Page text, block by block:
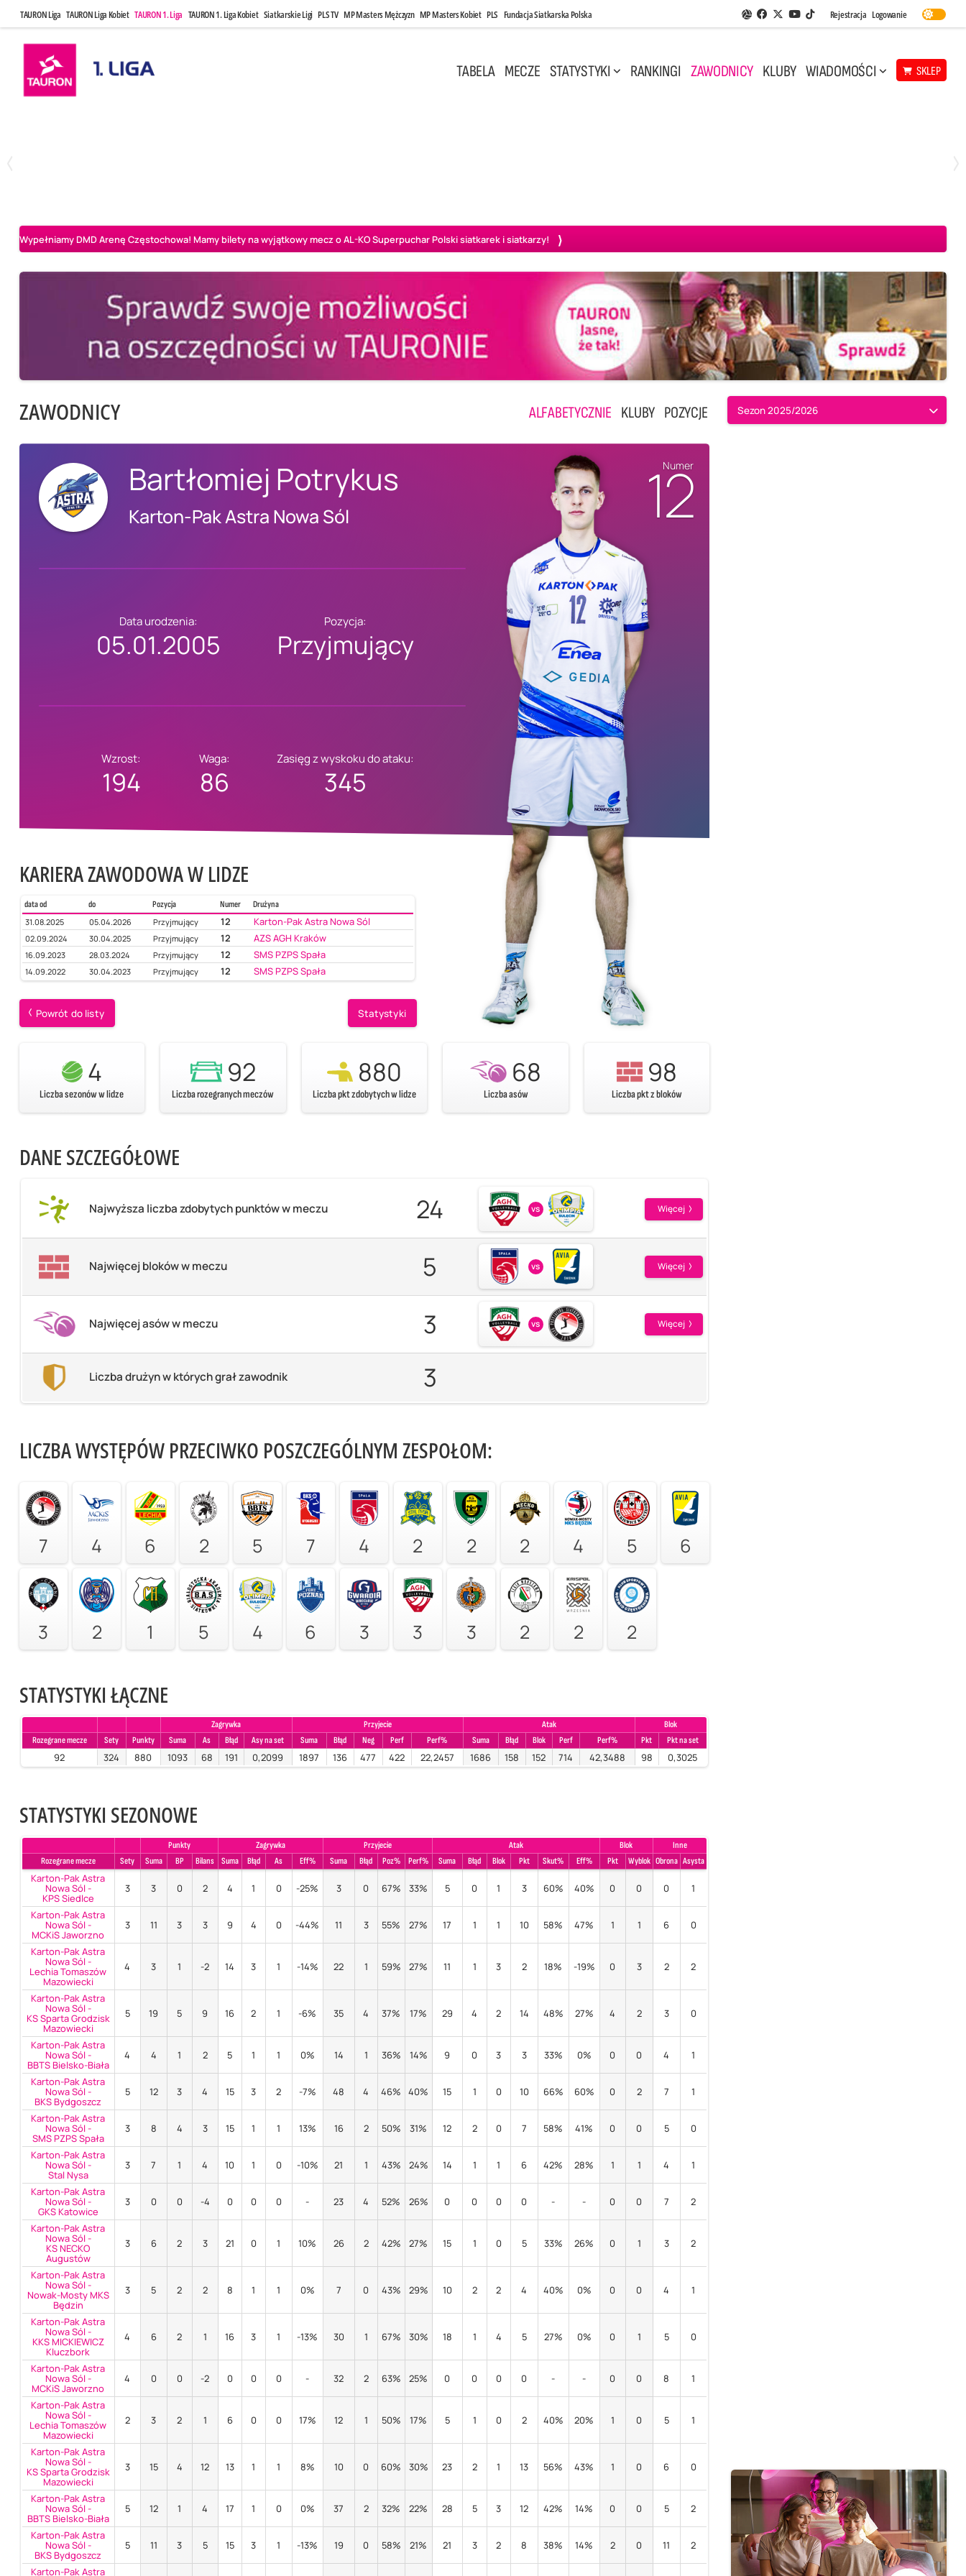
TAURON Liga TAURON Liga Kobiet TAURON 1. Liga TAURON 1. Liga Kobiet Siatkarskie Ligi PLS TV MP Masters Mężczyzn MP Masters Kobiet PLS Fundacja Siatkarska Polska Aplikacja Siatkarskie Ligi
Facebook
Twitter
Youtube
TikTok
Rejestracja Logowanie
TABELA MECZE STATYSTYKI RANKINGI ZAWODNICY KLUBY WIADOMOŚCI SKLEP
Wypełniamy DMD Arenę Częstochowa! Mamy bilety na wyjątkowy mecz o AL-KO Superpuchar Polski siatkarek i siatkarzy!
ZAWODNICY ALFABETYCZNIE KLUBY POZYCJE Sezon 2025/2026
Bartłomiej Potrykus
Karton-Pak Astra Nowa Sól
Data urodzenia:
05.01.2005
Pozycja:
Przyjmujący
Wzrost:
194
Waga:
86
Zasięg z wyskoku do ataku:
345
KARIERA ZAWODOWA W LIDZE
data od do Pozycja Numer
Drużyna
31.08.2025
05.04.2026 Przyjmujący 12 Karton-Pak Astra Nowa Sól
02.09.2024 30.04.2025 Przyjmujący 12 AZS AGH Kraków
16.09.2023 28.03.2024 Przyjmujący 12 SMS PZPS Spała
14.09.2022 30.04.2023 Przyjmujący 12 SMS PZPS Spała
Powrót do listy Statystyki
Numer
12
4
Liczba sezonów w lidze
92
Liczba rozegranych meczów
880
Liczba pkt zdobytych w lidze
68
Liczba asów
98
Liczba pkt z bloków
DANE SZCZEGÓŁOWE
Najwyższa liczba zdobytych punktów w meczu 24 vs Więcej
Najwięcej bloków w meczu 5 vs Więcej
Najwięcej asów w meczu 3 vs Więcej
Liczba drużyn w których grał zawodnik 3
LICZBA WYSTĘPÓW PRZECIWKO POSZCZEGÓLNYM ZESPOŁOM:
7 4 6 2 5 7 4 2 2 2 4 5 6
3 2 1 5 4 6 3 3 3 2 2 2
STATYSTYKI ŁĄCZNE
Zagrywka Przyjecie Atak
Blok
Rozegrane mecze
Sety Punkty Suma As Błąd Asy na set Suma Błąd Neg Perf Perf% Suma Błąd Blok Perf Perf% Pkt Pkt na set
92 324 880 1093 68 191 0,2099 1897 136 477 422 22,2457 1686 158 152 714 42,3488 98 0,3025
STATYSTYKI SEZONOWE
Punkty Zagrywka Przyjecie Atak Blok
Inne
Rozegrane mecze
Sety Suma BP Bilans Suma Błąd As Eff% Suma Błąd Poz% Perf% Suma Błąd Blok Pkt Skut% Eff% Pkt Wyblok Obrona Asysta
Karton-Pak Astra
Nowa Sól -
KPS Siedlce
3 3 0 2 4 1 0 -25% 3 0 67% 33% 5 0 1 3 60% 40% 0 0 0 1
Karton-Pak Astra
Nowa Sól -
MCKiS Jaworzno
3 11 3 3 9 4 0 -44% 11 3 55% 27% 17 1 1 10 58% 47% 1 1 6 0
Karton-Pak Astra
Nowa Sól -
Lechia Tomaszów
Mazowiecki
4 3 1 -2 14 3 1 -14% 22 1 59% 27% 11 1 3 2 18% -19% 0 3 2 2
Karton-Pak Astra
Nowa Sól -
KS Sparta Grodzisk
Mazowiecki
5 19 5 9 16 2 1 -6% 35 4 37% 17% 29 4 2 14 48% 27% 4 2 3 0
Karton-Pak Astra
Nowa Sól -
BBTS Bielsko-Biała
4 4 1 2 5 1 1 0% 14 1 36% 14% 9 0 3 3 33% 0% 0 0 4 1
Karton-Pak Astra
Nowa Sól -
BKS Bydgoszcz
5 12 3 4 15 3 2 -7% 48 4 46% 40% 15 1 0 10 66% 60% 0 2 7 1
Karton-Pak Astra
Nowa Sól -
SMS PZPS Spała
3 8 4 3 15 1 1 13% 16 2 50% 31% 12 2 0 7 58% 41% 0 0 5 0
Karton-Pak Astra
Nowa Sól -
Stal Nysa
3 7 1 4 10 1 0 -10% 21 1 43% 24% 14 1 1 6 42% 28% 1 1 4 1
Karton-Pak Astra
Nowa Sól -
GKS Katowice
3 0 0 -4 0 0 0 - 23 4 52% 26% 0 0 0 0 - - 0 0 7 2
Karton-Pak Astra
Nowa Sól -
KS NECKO
Augustów
3 6 2 3 21 0 1 10% 26 2 42% 27% 15 1 0 5 33% 26% 0 1 3 2
Karton-Pak Astra
Nowa Sól -
Nowak-Mosty MKS
Będzin
3 5 2 2 8 1 1 0% 7 0 43% 29% 10 2 2 4 40% 0% 0 0 4 1
Karton-Pak Astra
Nowa Sól -
KKS MICKIEWICZ
Kluczbork
4 6 2 1 16 3 1 -13% 30 1 67% 30% 18 1 4 5 27% 0% 0 1 5 0
Karton-Pak Astra
Nowa Sól -
MCKiS Jaworzno
4 0 0 -2 0 0 0 - 32 2 63% 25% 0 0 0 0 - - 0 0 8 1
Karton-Pak Astra
Nowa Sól -
Lechia Tomaszów
Mazowiecki
2 3 2 1 6 0 0 17% 12 1 50% 17% 5 1 0 2 40% 20% 1 0 5 1
Karton-Pak Astra
Nowa Sól -
KS Sparta Grodzisk
Mazowiecki
3 15 4 12 13 1 1 8% 10 0 60% 30% 23 2 1 13 56% 43% 1 0 6 0
Karton-Pak Astra
Nowa Sól -
BBTS Bielsko-Biała
5 12 1 4 17 1 0 0% 37 2 32% 22% 28 5 3 12 42% 14% 0 0 5 2
Karton-Pak Astra
Nowa Sól -
BKS Bydgoszcz
5 11 3 5 15 3 1 -13% 19 0 58% 21% 21 3 2 8 38% 14% 2 0 11 2
Karton-Pak Astra